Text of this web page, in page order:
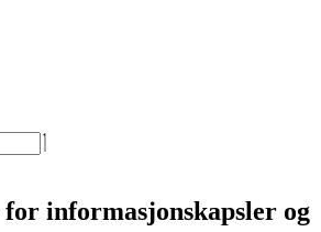
informasjonskapsler og